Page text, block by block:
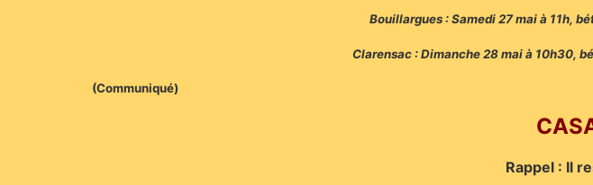
Bouillargues : Samedi 27 mai à 11h,
Clarensac : Dimanche 28 mai à 10h30,
(Communiqué)
Rappel : Il